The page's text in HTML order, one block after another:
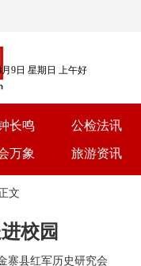
月9日 星期日 上午好
长鸣 公检法讯
万象 旅游资讯
文
校园
寨县红军历史研究会